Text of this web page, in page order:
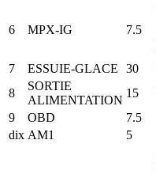
6 MPX-IG 7.5
7
ESSUIE-GLACE 30
8
SORTIE
ALIMENTATION
15
9
OBD 7.5
dix AM1 5